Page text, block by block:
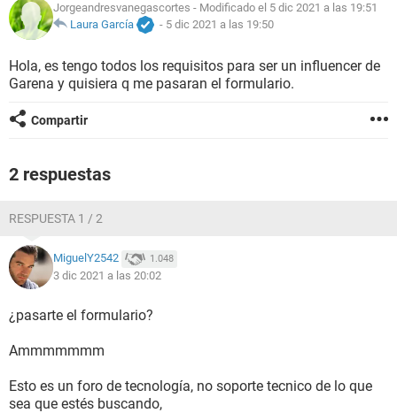
Jorgeandresvanegascortes - Modificado el 5 dic 2021 a las 19:51
Laura García
- 5 dic 2021 a las 19:50
Hola, es tengo todos los requisitos para ser un influencer de
Garena y quisiera q me pasaran el formulario.
Compartir
2 respuestas
RESPUESTA 1 / 2
MiguelY2542 1.048
3 dic 2021 a las 20:02
¿pasarte el formulario?
Ammmmmmm
Esto es un foro de tecnología, no soporte tecnico de lo que
sea que estés buscando,